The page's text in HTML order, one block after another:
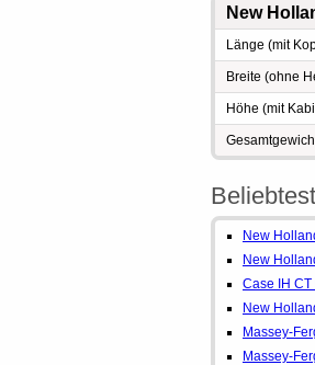
New
Länge (mit
Breite (ohne
Höhe (mit
New
New
Case IH
New
Massey-
Massey-